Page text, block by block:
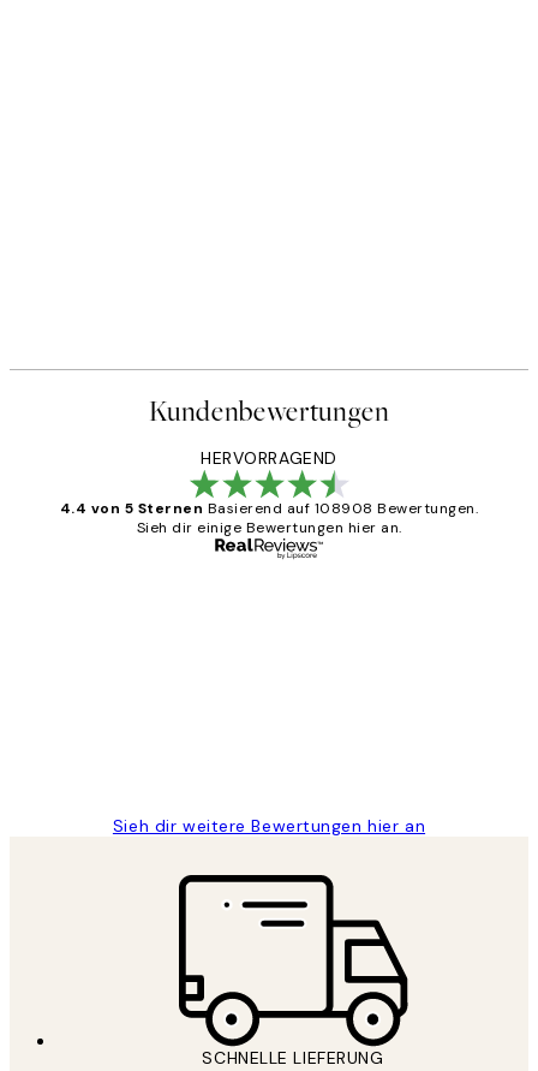
Kundenbewertungen
HERVORRAGEND
4.4 von 5 Sternen Basierend auf 108908 Bewertungen.
Sieh dir einige Bewertungen hier an.
Sieh dir weitere Bewertungen hier an
SCHNELLE LIEFERUNG